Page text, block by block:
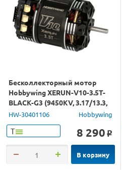
Бесколлекторный мотор
Hobbywing XERUN-V10-3.5T-
BLACK-G3 (9450KV, 3.17/13.3,
1/10, 1/12)
HW-30401106 Hobbywing
Т 8 290 o
В корзину